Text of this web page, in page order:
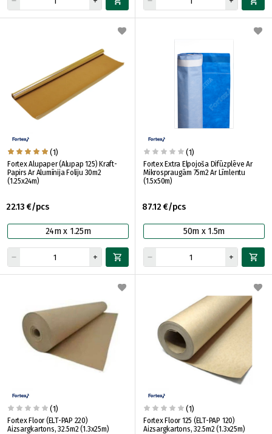
(1)
Fortex Alupaper (Alupap 125) Kraft-
Papirs Ar Alumīnija Foliju 30m2
(1.25x24m)
22.13 €/pcs
24m x 1.25m
(1)
Fortex Extra Elpojoša Difūzplēve Ar
Mikrospraugām 75m2 Ar Līmlentu
(1.5x50m)
87.12 €/pcs
50m x 1.5m
(1)
Fortex Floor (ELT-PAP 220)
Aizsargkartons, 32.5m2 (1.3x25m)
(1)
Fortex Floor 125 (ELT-PAP 120)
Aizsargkartons, 32.5m2 (1.3x25m)